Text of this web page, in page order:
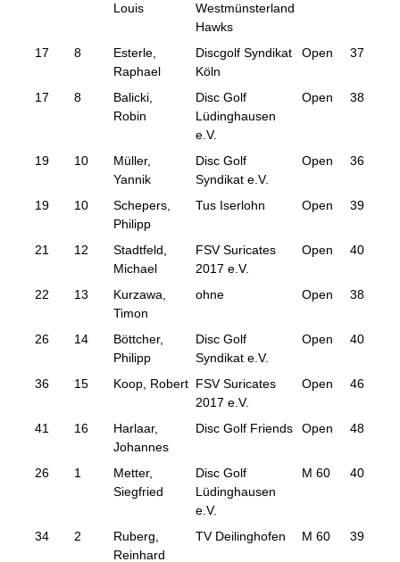
Louis
Westmünsterland
Hawks
17
8
Esterle,
Raphael
Discgolf Syndikat
Köln
Open 37
17 8
Balicki,
Robin
Disc Golf
Lüdinghausen
e.V.
Open 38
19 10
Müller,
Yannik
Disc Golf
Syndikat e.V.
Open 36
19 10
Schepers,
Philipp
Tus Iserlohn Open 39
21 12
Stadtfeld,
Michael
FSV Suricates
2017 e.V.
Open 40
22 13
Kurzawa,
Timon
ohne Open 38
26 14
Böttcher,
Philipp
Disc Golf
Syndikat e.V.
Open 40
36 15 Koop, Robert
FSV Suricates
2017 e.V.
Open 46
41 16
Harlaar,
Johannes
Disc Golf Friends Open 48
26 1
Metter,
Siegfried
Disc Golf
Lüdinghausen
e.V.
M 60 40
34 2
Ruberg,
Reinhard
TV Deilinghofen M 60 39